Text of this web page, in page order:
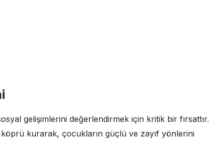
gelişimlerini değerlendirmek için kritik bir fırsattır.
kurarak, çocukların güçlü ve zayıf yönlerini